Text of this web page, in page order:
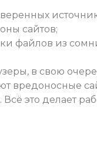
сайтов;
файлов из
в свою
вредоносные
это делает